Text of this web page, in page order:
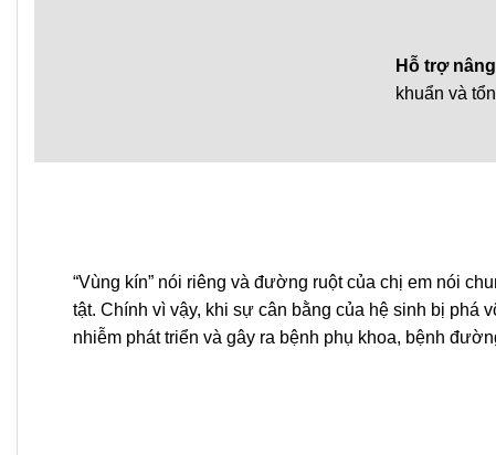
Hỗ trợ
khuẩn và
“Vùng kín” nói riêng và đường ruột của chị em nói
tật. Chính vì vậy, khi sự cân bằng của hệ sinh bị phá
nhiễm phát triển và gây ra bệnh phụ khoa, bệnh